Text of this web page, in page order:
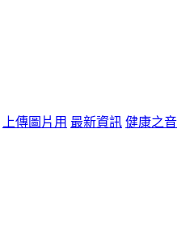
上傳圖片用 最新資訊 健康之音